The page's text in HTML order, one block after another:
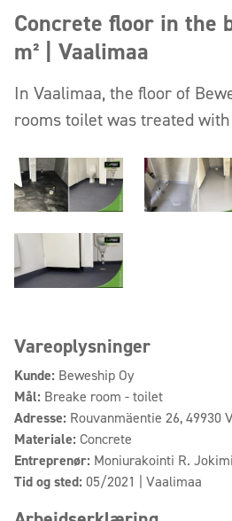
Concrete floor in the
m² | Vaalimaa
In Vaalimaa, the floor of
rooms toilet was treated
Vareoplysninger
Kunde: Beweship Oy
Mål: Breake room - toilet
Adresse: Rouvanmäentie 26, 49930
Materiale: Concrete
Entreprenør: Moniurakointi R.
Tid og sted: 05/2021 | Vaalimaa